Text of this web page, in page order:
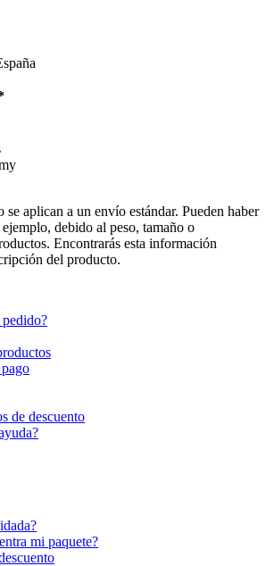
se aplican a un envío estándar. Pueden haber
debido al peso, tamaño o
Encontrarás esta información
del producto.
de descuento
mi paquete?